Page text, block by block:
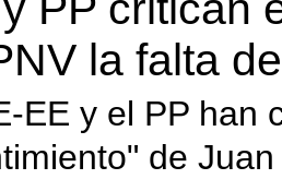
la falta
EE y el PP han
de